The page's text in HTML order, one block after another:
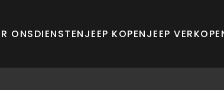
ONSDIENSTENJEEP KOPENJEEP